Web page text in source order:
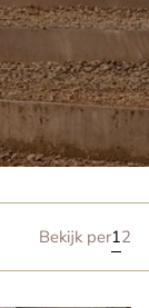
Bekijk per12